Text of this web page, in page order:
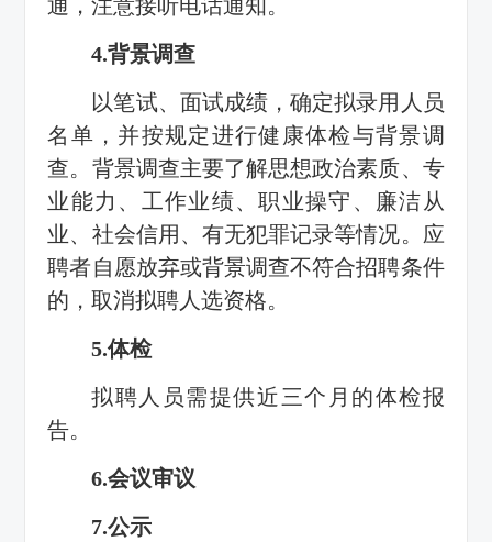
通，注意接听电话通知。
4.背景调查
以笔试、面试成绩，确定拟录用人员
名单，并按规定进行健康体检与背景调
查。背景调查主要了解思想政治素质、专
业能力、工作业绩、职业操守、廉洁从
业、社会信用、有无犯罪记录等情况。应
聘者自愿放弃或背景调查不符合招聘条件
的，取消拟聘人选资格。
5.体检
拟聘人员需提供近三个月的体检报
告。
6.会议审议
7.公示